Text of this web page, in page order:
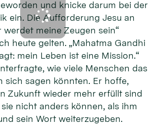
und knicke darum bei der
ein. Die Aufforderung Jesu an
werdet meine Zeugen sein“
heute gelten. „Mahatma Gandhi
mein Leben ist eine Mission.“
wie viele Menschen das
sich sagen könnten. Er hoffe,
Zukunft wieder mehr erfüllt sind
nicht anders können, als ihm
sein Wort weiterzugeben.